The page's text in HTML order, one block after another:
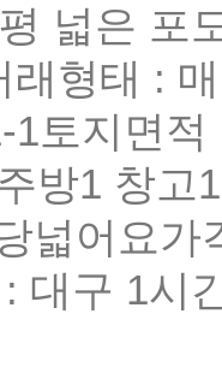
넓은 포
래형태 :
토지면
방1 창고
넓어요
: 대구 1